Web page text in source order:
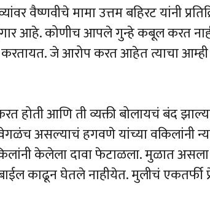
वैष्णवीचे मामा उत्तम बहिरट यांनी
आहे. कोणीच आपले गुन्हे कबूल करत
करतायत. जे आरोप करत आहेत त्याचा
होती आणि ती व्यक्ती बोलायचं बंद
असल्याचं हगवणे यांच्या वकिलांनी
केलेला दावा फेटाळला. मुळात
काढून घेतले नाहीयेत. मुलीचं एकतर्फी